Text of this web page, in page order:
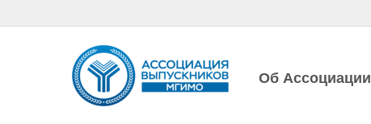
Об Ассоциации